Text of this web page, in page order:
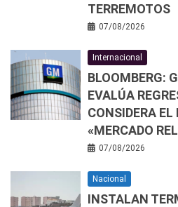
TERREMOTOS
07/08/2026
Internacional
BLOOMBERG:
EVALÚA
CONSIDERA
«MERCADO
07/08/2026
Nacional
INSTALAN